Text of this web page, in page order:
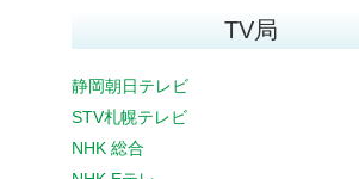
TV局
静岡朝日テレビ
STV札幌テレビ
NHK 総合